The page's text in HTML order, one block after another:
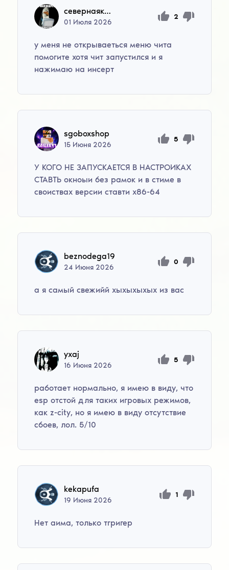
севернаякислота
01 Июля 2026
2
у меня не открываеться меню чита
помогите хотя чит запустился и я
нажимаю на инсерт
sgoboxshop
15 Июня 2026
5
У КОГО НЕ ЗАПУСКАЕТСЯ В НАСТРОИКАХ
СТАВТЬ окноыи без рамок и в стиме в
своиствах версии ставти x86-64
beznodega19
24 Июня 2026
0
а я самый свежийй хыхыхыхых из вас
yxaj
16 Июня 2026
5
работает нормально, я имею в виду, что
esp отстой для таких игровых режимов,
как z-city, но я имею в виду отсутствие
сбоев, лол. 5/10
kekapufa
19 Июня 2026
1
Нет аима, только тгригер